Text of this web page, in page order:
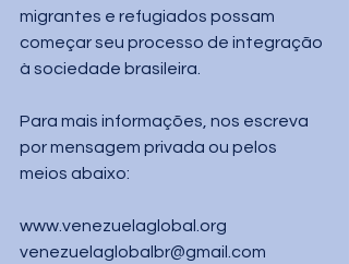
migrantes e refugiados possam
começar seu processo de integração
à sociedade brasileira.
Para mais informações, nos escreva
por mensagem privada ou pelos
meios abaixo:
www.venezuelaglobal.org
venezuelaglobalbr@gmail.com